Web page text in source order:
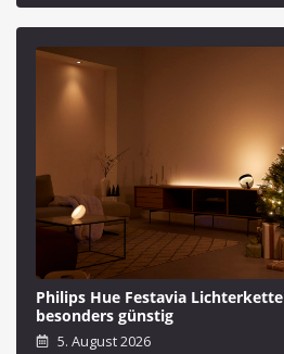
Philips Hue Festavia
besonders günstig
5. August 2026